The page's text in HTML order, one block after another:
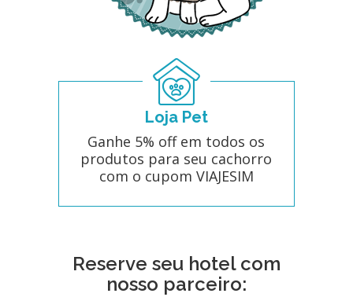
Loja Pet
Ganhe 5% off em todos os
produtos para seu cachorro
com o cupom VIAJESIM
Reserve seu hotel com
nosso parceiro: